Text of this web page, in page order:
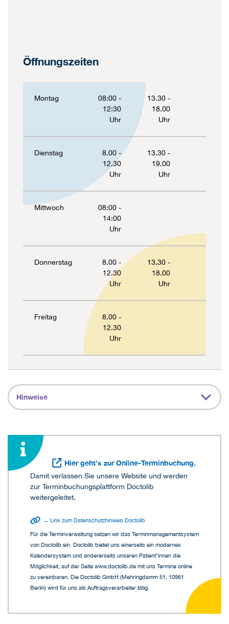
Öffnungszeiten
Montag
08:00 -
12:30
Uhr
13.30 -
18.00
Uhr
Dienstag
8.00 -
12.30
Uhr
13.30 -
19.00
Uhr
Mittwoch
08:00 -
14:00
Uhr
Donnerstag
8.00 -
12.30
Uhr
13.30 -
18.00
Uhr
Freitag
8.00 -
12.30
Uhr
Hinweise
Hier geht's zur Online-Terminbuchung.
Damit verlassen Sie unsere Website und werden
zur Terminbuchungsplattform Doctolib
weitergeleitet.
→ Link zum Datenschutzhinweis Doctolib
Für die Terminverwaltung setzen wir das Terminmanagementsystem
von Doctolib ein. Doctolib bietet uns einerseits ein modernes
Kalendersystem und andererseits unseren Patient*innen die
Möglichkeit, auf der Seite www.doctolib.de mit uns Termine online
zu vereinbaren. Die Doctolib GmbH (Mehringdamm 51, 10961
Berlin) wird für uns als Auftragsverarbeiter tätig.